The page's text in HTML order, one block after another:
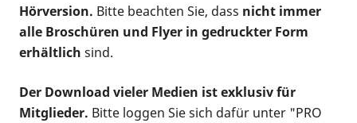
Hörversion. Bitte beachten Sie, dass nicht immer
alle Broschüren und Flyer in gedruckter Form
erhältlich sind.
Der Download vieler Medien ist exklusiv für
Mitglieder. Bitte loggen Sie sich dafür unter "PRO